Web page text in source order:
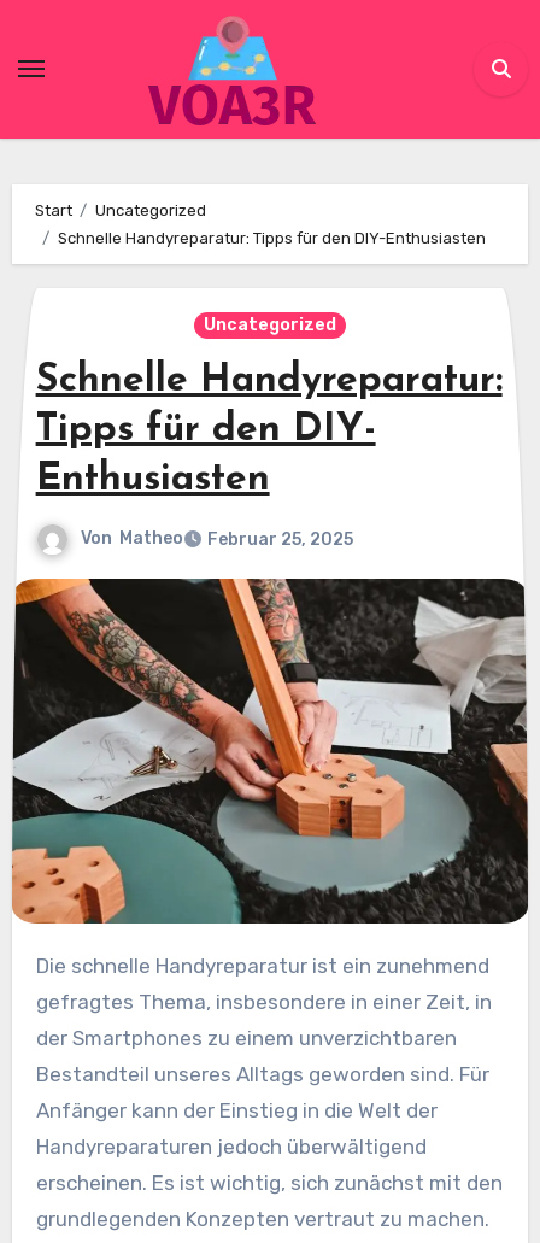
content
Start
Uncategorized
Schnelle Handyreparatur: Tipps für den DIY-Enthusiasten
Uncategorized
Schnelle Handyreparatur:
Tipps für den DIY-
Enthusiasten
Von Matheo Februar 25, 2025
Die schnelle Handyreparatur ist ein zunehmend
gefragtes Thema, insbesondere in einer Zeit, in
der Smartphones zu einem unverzichtbaren
Bestandteil unseres Alltags geworden sind. Für
Anfänger kann der Einstieg in die Welt der
Handyreparaturen jedoch überwältigend
erscheinen. Es ist wichtig, sich zunächst mit den
grundlegenden Konzepten vertraut zu machen.